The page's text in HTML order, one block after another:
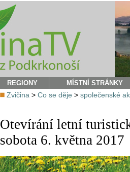
REGIONY MÍSTNÍ STRÁNKY
Zvičina > Co se děje > společenské
Otevírání letní
sobota 6. května 2017